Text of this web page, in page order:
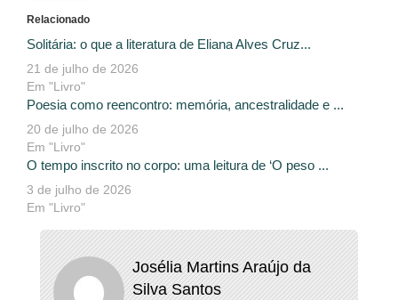
Relacionado
Solitária: o que a literatura de Eliana Alves Cruz...
21 de julho de 2026
Em "Livro"
Poesia como reencontro: memória, ancestralidade e ...
20 de julho de 2026
Em "Livro"
O tempo inscrito no corpo: uma leitura de ‘O peso ...
3 de julho de 2026
Em "Livro"
Josélia Martins Araújo da
Silva Santos